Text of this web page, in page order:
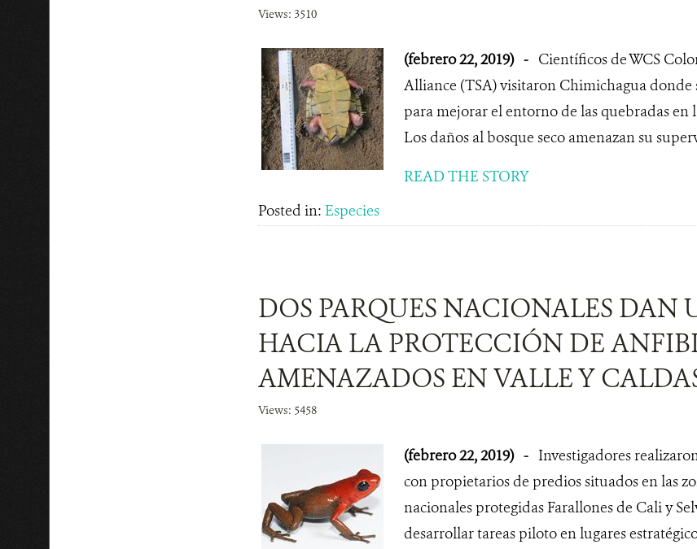
Views: 3510
(febrero 22, 2019) - Científicos de WCS
Alliance (TSA) visitaron Chimichagua donde
para mejorar el entorno de las quebradas en
Los daños al bosque seco amenazan su
READ THE STORY
Posted in: Especies
DOS PARQUES NACIONALES DAN
HACIA LA PROTECCIÓN DE
AMENAZADOS EN VALLE Y
Views: 5458
(febrero 22, 2019) - Investigadores
con propietarios de predios situados en las
nacionales protegidas Farallones de Cali y
desarrollar tareas piloto en lugares